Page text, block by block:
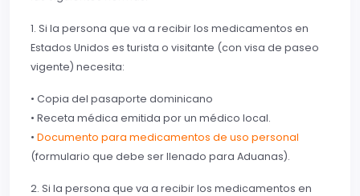
1. Si la persona que va a recibir los medicamentos en
Estados Unidos es turista o visitante (con visa de paseo
vigente) necesita:
• Copia del pasaporte dominicano
• Receta médica emitida por un médico local.
• Documento para medicamentos de uso personal
(formulario que debe ser llenado para Aduanas).
2. Si la persona que va a recibir los medicamentos en